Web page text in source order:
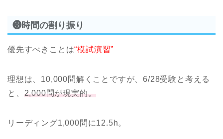
❸時間の割り振り
優先すべきことは“模試演習”
理想は、10,000問解くことですが、6/28受験と考える
と、 2,000問が現実的。
リーディング1,000問に12.5h。